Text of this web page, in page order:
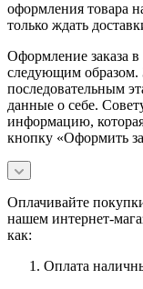
оформления товара
только ждать
Оформление заказа
следующим образом.
последовательным
данные о себе.
информацию,
кнопку «Оформить
Оплачивайте
нашем интернет-
как:
Оплата